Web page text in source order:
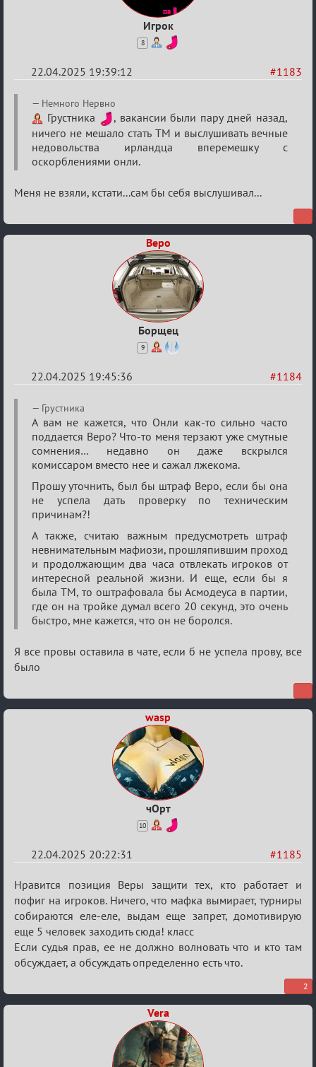
Игрок
8
#1183
22.04.2025 19:39:12
Re:
Разговоры
XIX
ТПК.
Немного Нервно
Грустника
, вакансии были пару дней назад,
ничего не мешало стать ТМ и выслушивать вечные
недовольства ирландца вперемешку с
оскорблениями онли.
Меня не взяли, кстати...сам бы себя выслушивал...
Веро
Борщец
9
#1184
22.04.2025 19:45:36
Re:
Разговоры
XIX
ТПК.
Грустника
А вам не кажется, что Онли как-то сильно часто
поддается Веро? Что-то меня терзают уже смутные
сомнения… недавно он даже вскрылся
комиссаром вместо нее и сажал лжекома.
Прошу уточнить, был бы штраф Веро, если бы она
не успела дать проверку по техническим
причинам?!
А также, считаю важным предусмотреть штраф
невнимательным мафиози, прошляпившим проход
и продолжающим два часа отвлекать игроков от
интересной реальной жизни. И еще, если бы я
была ТМ, то оштрафовала бы Асмодеуса в партии,
где он на тройке думал всего 20 секунд, это очень
быстро, мне кажется, что он не боролся.
Я все провы оставила в чате, если б не успела прову, все
было
wasp
чОрт
10
#1185
22.04.2025 20:22:31
Re:
Разговоры
о
XIX
ТПК.
Нравится позиция Веры защити тех, кто работает и
пофиг на игроков. Ничего, что мафка вымирает, турниры
собираются еле-еле, выдам еще запрет, домотивирую
еще 5 человек заходить сюда! класс
Если судья прав, ее не должно волновать что и кто там
обсуждает, а обсуждать определенно есть что.
2
Vera